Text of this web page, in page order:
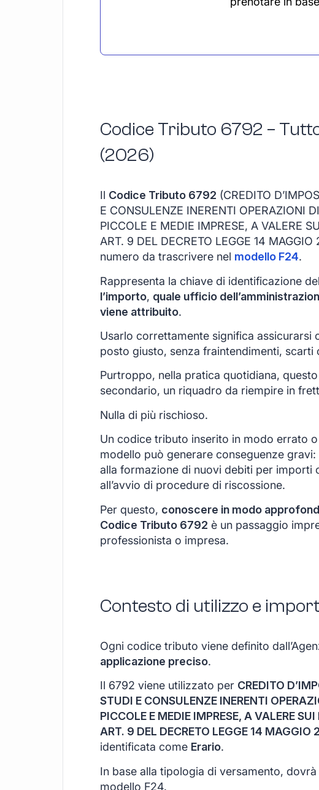
Codice Tributo 6792 –
(2026)
Il Codice Tributo 6792 (CREDITO
E CONSULENZE INERENTI OPERAZIONI
PICCOLE E MEDIE IMPRESE, A VALERE
ART. 9 DEL DECRETO LEGGE 14
numero da trascrivere nel modello F24.
Rappresenta la chiave di identificazione
l’importo, quale ufficio
viene attribuito.
Usarlo correttamente significa assicurarsi
posto giusto, senza fraintendimenti, scarti
Purtroppo, nella pratica quotidiana,
secondario, un riquadro da riempire in
Nulla di più rischioso.
Un codice tributo inserito in modo errato
modello può generare conseguenze
alla formazione di nuovi debiti per importi
all’avvio di procedure di riscossione.
Per questo, conoscere in modo
Codice Tributo 6792 è un passaggio
professionista o impresa.
Contesto di utilizzo e
Ogni codice tributo viene definito
applicazione preciso.
Il 6792 viene utilizzato per CREDITO
STUDI E CONSULENZE INERENTI
PICCOLE E MEDIE IMPRESE, A VALERE
ART. 9 DEL DECRETO LEGGE 14 MAGGIO
identificata come Erario.
In base alla tipologia di versamento,
modello F24.